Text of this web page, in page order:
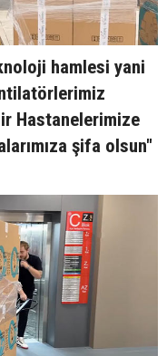
hamlesi yani
Hastanelerimize
şifa olsun"